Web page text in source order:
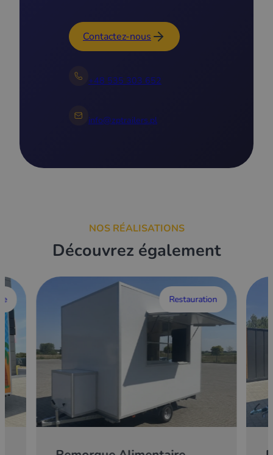
Contactez-nous
+48 535 303 652
info@zptrailers.pl
NOS RÉALISATIONS
Découvrez également
Restauration